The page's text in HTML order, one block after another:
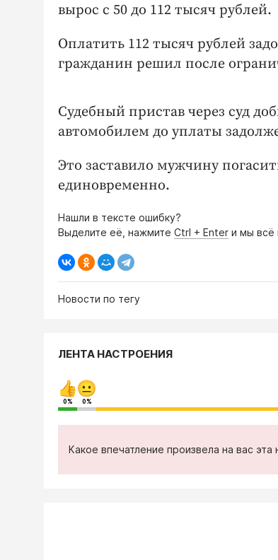
вырос с 50 до 112 тысяч рублей.
Оплатить 112 тысяч рублей
гражданин решил после
Судебный пристав через суд
автомобилем до уплаты
Это заставило мужчину
единовременно.
Нашли в тексте ошибку?
Выделите её, нажмите Ctrl + Enter и мы всё
Новости по тегу
ЛЕНТА НАСТРОЕНИЯ
0% 0%
Какое впечатление произвела на вас